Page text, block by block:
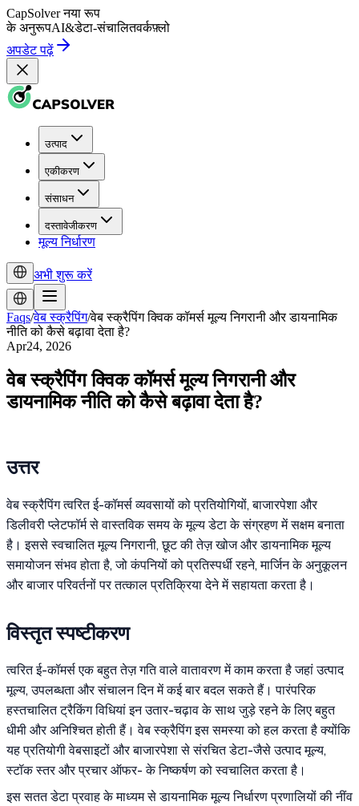
CapSolver नया रूप
के अनुरूपAI&डेटा-संचालितवर्कफ़्लो
अपडेट पढ़ें
उत्पाद
एकीकरण
संसाधन
दस्तावेजीकरण
मूल्य निर्धारण
अभी शुरू करें
Faqs/वेब स्क्रैपिंग/वेब स्क्रैपिंग क्विक कॉमर्स मूल्य निगरानी और डायनामिक
नीति को कैसे बढ़ावा देता है?
Apr24, 2026
वेब स्क्रैपिंग क्विक कॉमर्स मूल्य निगरानी और
डायनामिक नीति को कैसे बढ़ावा देता है?
उत्तर
वेब स्क्रैपिंग त्वरित ई-कॉमर्स व्यवसायों को प्रतियोगियों, बाजारपेशा और
डिलीवरी प्लेटफॉर्म से वास्तविक समय के मूल्य डेटा के संग्रहण में सक्षम बनाता
है। इससे स्वचालित मूल्य निगरानी, छूट की तेज़ खोज और डायनामिक मूल्य
समायोजन संभव होता है, जो कंपनियों को प्रतिस्पर्धी रहने, मार्जिन के अनुकूलन
और बाजार परिवर्तनों पर तत्काल प्रतिक्रिया देने में सहायता करता है।
विस्तृत स्पष्टीकरण
त्वरित ई-कॉमर्स एक बहुत तेज़ गति वाले वातावरण में काम करता है जहां उत्पाद
मूल्य, उपलब्धता और संचालन दिन में कई बार बदल सकते हैं। पारंपरिक
हस्तचालित ट्रैकिंग विधियां इन उतार-चढ़ाव के साथ जुड़े रहने के लिए बहुत
धीमी और अनिश्चित होती हैं। वेब स्क्रैपिंग इस समस्या को हल करता है क्योंकि
यह प्रतियोगी वेबसाइटों और बाजारपेशा से संरचित डेटा-जैसे उत्पाद मूल्य,
स्टॉक स्तर और प्रचार ऑफर- के निष्कर्षण को स्वचालित करता है।
इस सतत डेटा प्रवाह के माध्यम से डायनामिक मूल्य निर्धारण प्रणालियों की नींव